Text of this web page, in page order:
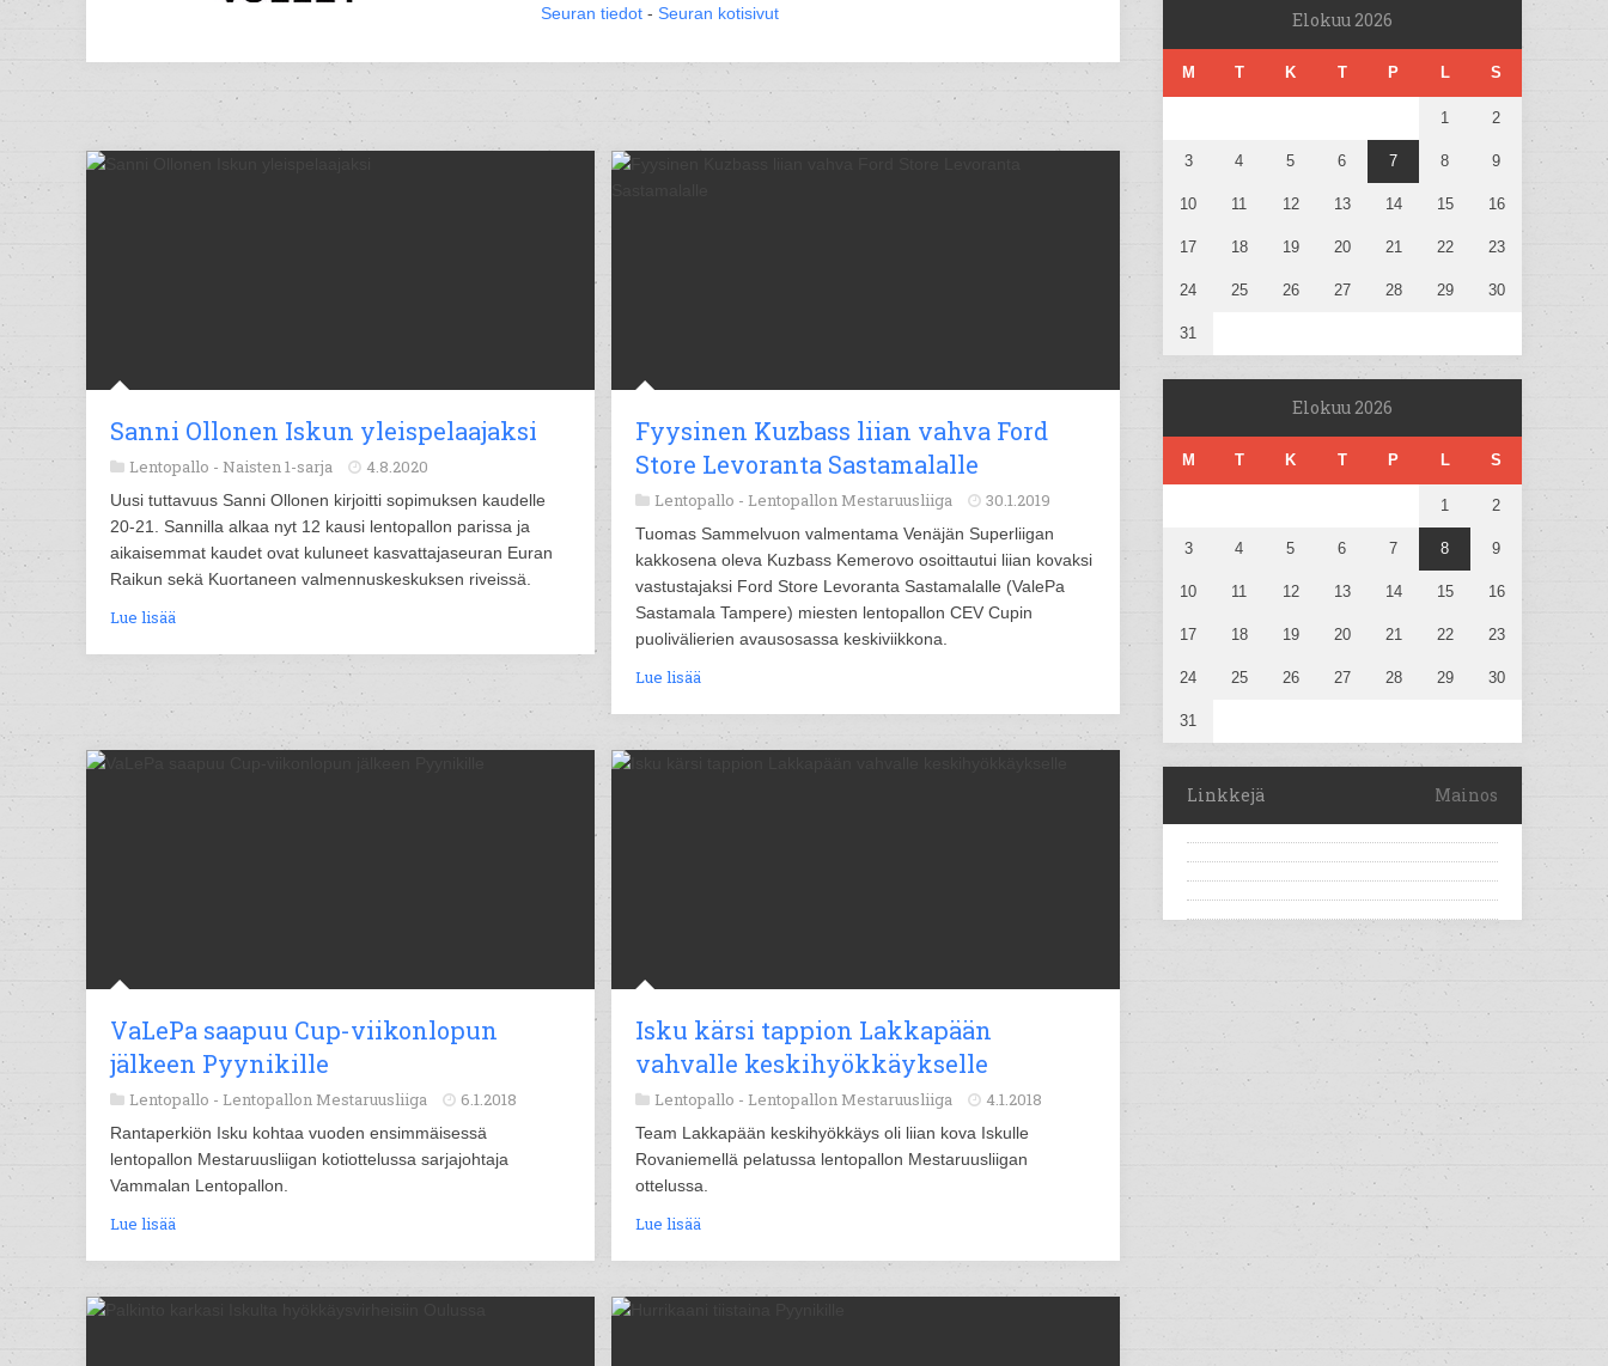
Seuran tiedot - Seuran kotisivut
Sanni Ollonen Iskun yleispelaajaksi
Lentopallo - Naisten 1-sarja 4.8.2020
Uusi tuttavuus Sanni Ollonen kirjoitti sopimuksen kaudelle
20-21. Sannilla alkaa nyt 12 kausi lentopallon parissa ja
aikaisemmat kaudet ovat kuluneet kasvattajaseuran Euran
Raikun sekä Kuortaneen valmennuskeskuksen riveissä.
Lue lisää
Fyysinen Kuzbass liian vahva Ford
Store Levoranta Sastamalalle
Lentopallo - Lentopallon Mestaruusliiga 30.1.2019
Tuomas Sammelvuon valmentama Venäjän Superliigan
kakkosena oleva Kuzbass Kemerovo osoittautui liian kovaksi
vastustajaksi Ford Store Levoranta Sastamalalle (ValePa
Sastamala Tampere) miesten lentopallon CEV Cupin
puolivälierien avausosassa keskiviikkona.
Lue lisää
VaLePa saapuu Cup-viikonlopun
jälkeen Pyynikille
Lentopallo - Lentopallon Mestaruusliiga 6.1.2018
Rantaperkiön Isku kohtaa vuoden ensimmäisessä
lentopallon Mestaruusliigan kotiottelussa sarjajohtaja
Vammalan Lentopallon.
Lue lisää
Isku kärsi tappion Lakkapään
vahvalle keskihyökkäykselle
Lentopallo - Lentopallon Mestaruusliiga 4.1.2018
Team Lakkapään keskihyökkäys oli liian kova Iskulle
Rovaniemellä pelatussa lentopallon Mestaruusliigan
ottelussa.
Lue lisää
Elokuu 2026
M T K T P L S
1 2
3 4 5 6 7 8 9
10 11 12 13 14 15 16
17 18 19 20 21 22 23
24 25 26 27 28 29 30
31
Elokuu 2026
M T K T P L S
1 2
3 4 5 6 7 8 9
10 11 12 13 14 15 16
17 18 19 20 21 22 23
24 25 26 27 28 29 30
31
Linkkejä Mainos